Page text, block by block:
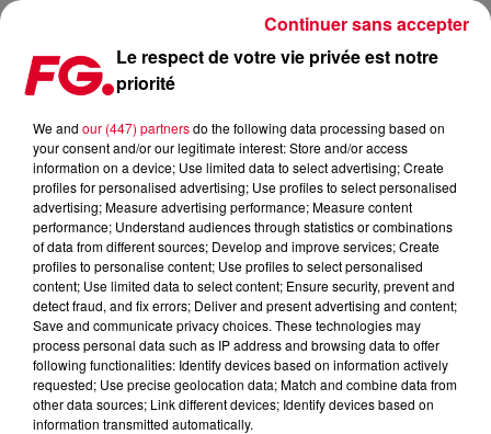
FEMMES D'INFLUENCE
Publié : 8 mars 2018 à 19h52 par La rédaction
Le respect de votre vie privée est notre
priorité
We and our (447) partnersdo the following data processing based on
your consent and/or our legitimate interest: Store and/or access
information on a device; Use limited data to select advertising; Create
profiles for personalised advertising; Use profiles to select personalised
advertising; Measure advertising performance; Measure content
performance; Understand audiences through statistics or combinations
of data from different sources; Develop and improve services; Create
profiles to personalise content; Use profiles to select personalised
content; Use limited data to select content; Ensure security, prevent and
detect fraud, and fix errors; Deliver and present advertising and content;
Save and communicate privacy choices. These technologies may
process personal data such as IP address and browsing data to offer
following functionalities: Identify devices based on information actively
requested; Use precise geolocation data; Match and combine data from
other data sources; Link different devices; Identify devices based on
information transmitted automatically.
Continuer sans accepter